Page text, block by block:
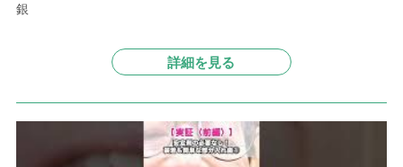
銀
詳細を見る